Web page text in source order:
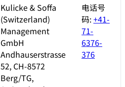
Kulicke & Soffa
(Switzerland)
Management
GmbH
Andhauserstrasse
52, CH-8572
Berg/TG,
电话号
码:+41-
71-
6376-
376